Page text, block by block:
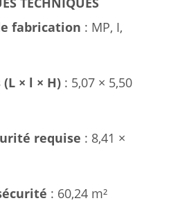
fabrication : MP, I,
× l × H) : 5,07 × 5,50
requise : 8,41 ×
: 60,24 m²